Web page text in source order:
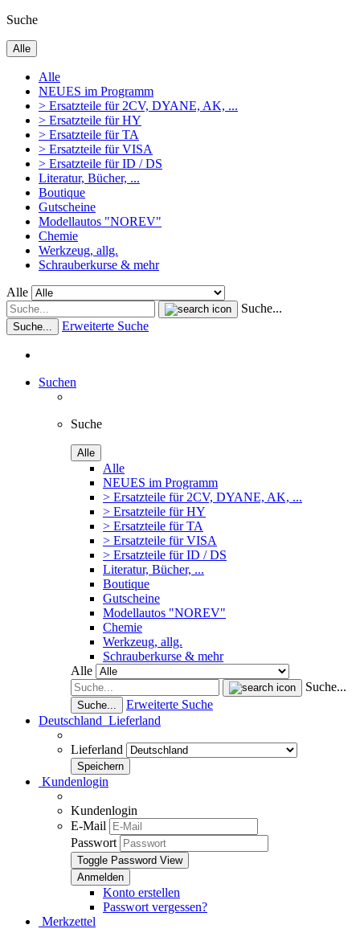
Suche
Alle
Alle
NEUES im Programm
> Ersatzteile für 2CV, DYANE, AK, ...
> Ersatzteile für HY
> Ersatzteile für TA
> Ersatzteile für VISA
> Ersatzteile für ID / DS
Literatur, Bücher, ...
Boutique
Gutscheine
Modellautos "NOREV"
Chemie
Werkzeug, allg.
Schrauberkurse & mehr
Alle
Suche...
Suche... Erweiterte Suche
Suchen
Suche
Alle
Alle
NEUES im Programm
> Ersatzteile für 2CV, DYANE, AK, ...
> Ersatzteile für HY
> Ersatzteile für TA
> Ersatzteile für VISA
> Ersatzteile für ID / DS
Literatur, Bücher, ...
Boutique
Gutscheine
Modellautos "NOREV"
Chemie
Werkzeug, allg.
Schrauberkurse & mehr
Alle
Suche...
Suche...
Erweiterte Suche
Deutschland Lieferland
Lieferland
Kundenlogin
Kundenlogin
E-Mail
Passwort
Toggle Password View
Konto erstellen
Passwort vergessen?
Merkzettel